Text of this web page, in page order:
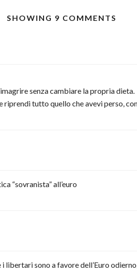
SHOWING 9 COMMENTS
senza cambiare la propria dieta.
tutto quello che avevi perso,
“sovranista” all’euro
libertari sono a favore dell’Euro